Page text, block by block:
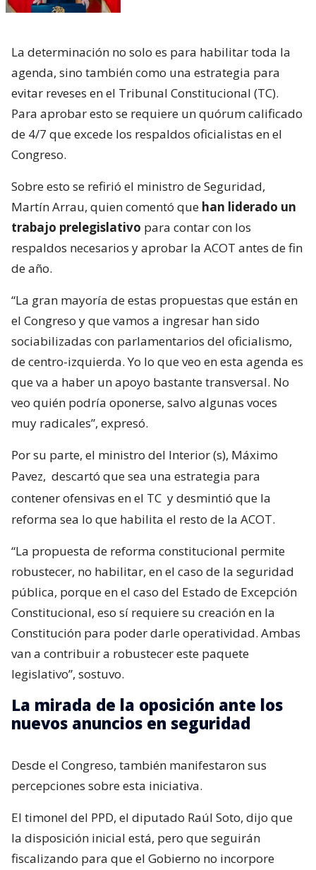
La determinación no solo es para habilitar toda la
agenda, sino también como una estrategia para
evitar reveses en el Tribunal Constitucional (TC).
Para aprobar esto se requiere un quórum calificado
de 4/7 que excede los respaldos oficialistas en el
Congreso.
Sobre esto se refirió el ministro de Seguridad,
Martín Arrau, quien comentó que han liderado un
trabajo prelegislativo para contar con los
respaldos necesarios y aprobar la ACOT antes de fin
de año.
“La gran mayoría de estas propuestas que están en
el Congreso y que vamos a ingresar han sido
sociabilizadas con parlamentarios del oficialismo,
de centro-izquierda. Yo lo que veo en esta agenda es
que va a haber un apoyo bastante transversal. No
veo quién podría oponerse, salvo algunas voces
muy radicales”, expresó.
Por su parte, el ministro del Interior (s), Máximo
Pavez, descartó que sea una estrategia para
contener ofensivas en el TC y desmintió que la
reforma sea lo que habilita el resto de la ACOT.
“La propuesta de reforma constitucional permite
robustecer, no habilitar, en el caso de la seguridad
pública, porque en el caso del Estado de Excepción
Constitucional, eso sí requiere su creación en la
Constitución para poder darle operatividad. Ambas
van a contribuir a robustecer este paquete
legislativo”, sostuvo.
La mirada de la oposición ante los
nuevos anuncios en seguridad
Desde el Congreso, también manifestaron sus
percepciones sobre esta iniciativa.
El timonel del PPD, el diputado Raúl Soto, dijo que
la disposición inicial está, pero que seguirán
fiscalizando para que el Gobierno no incorpore